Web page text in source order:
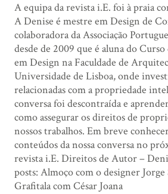
A equipa da revista i.E. foi à praia
A Denise é mestre em Design de
colaboradora da Associação
desde de 2009 que é aluna do
em Design na Faculdade de
Universidade de Lisboa, onde
relacionadas com a propriedade
conversa foi descontraída e
como assegurar os direitos de
nossos trabalhos. Em breve
conteúdos da nossa conversa no
revista i.E. Direitos de Autor –
posts: Almoço com o designer
Grafitala com César Joana